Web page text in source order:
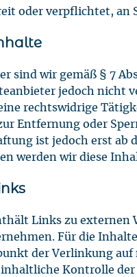
oder verpflichtet, an
sind wir gemäß § 7
jedoch nicht
rechtswidrige
Entfernung oder
ist jedoch erst
werden wir diese
Links zu externen
Für die
der Verlinkung
Kontrolle